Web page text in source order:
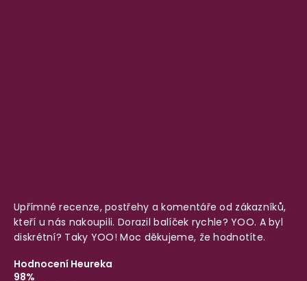
Upřímné recenze, postřehy a komentáře od zákazníků,
kteří u nás nakoupili. Dorazil balíček rychle? YOO. A byl
diskrétní? Taky YOO! Moc děkujeme, že hodnotíte.
Hodnocení Heureka
98%